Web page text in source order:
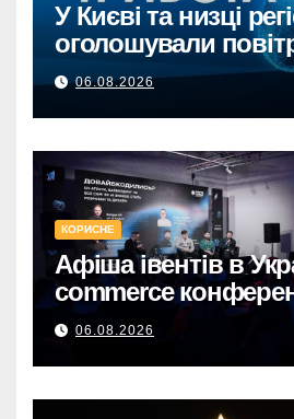
У Києві та низці
оголошували
тривогу через
Києві та регіонах:
балістичної атаки.
06.08.2026
КОРИСНЕ
Афіша івентів в
commerce
що формують
онлайн-торгівлі.
06.08.2026